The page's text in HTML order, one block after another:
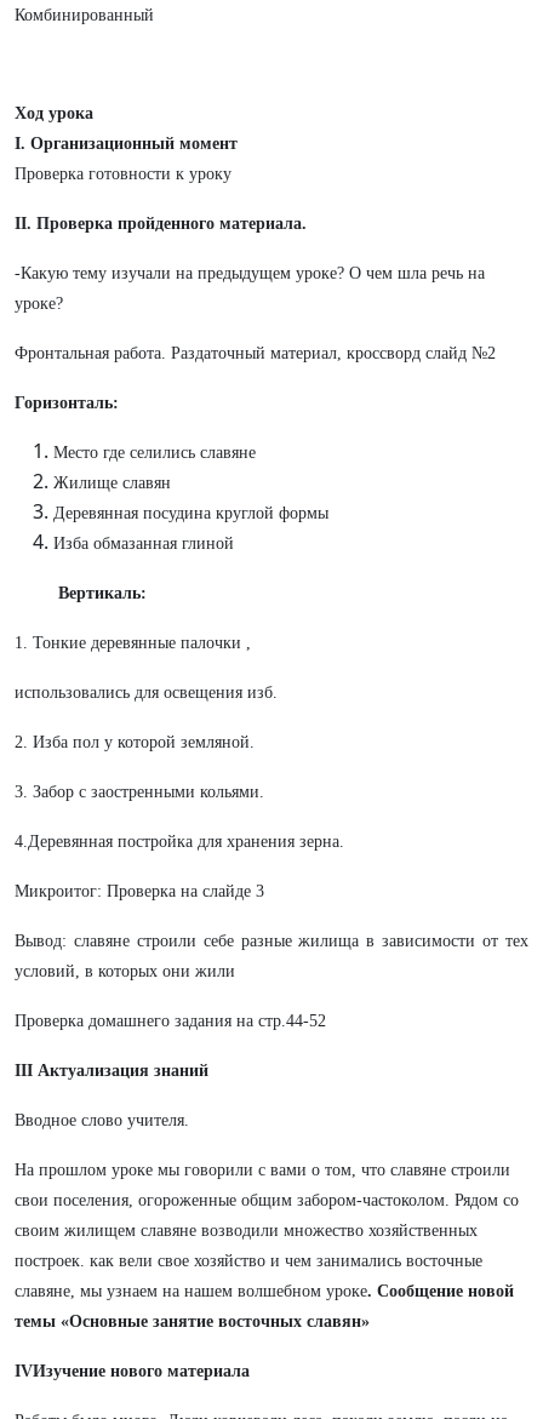
Комбинированный
Ход урока
I. Организационный момент
Проверка готовности к уроку
II. Проверка пройденного материала.
-Какую тему изучали на предыдущем уроке? О чем шла речь на
уроке?
Фронтальная работа. Раздаточный материал, кроссворд слайд №2
Горизонталь:
Место где селились славяне
Жилище славян
Деревянная посудина круглой формы
Изба обмазанная глиной
Вертикаль:
1. Тонкие деревянные палочки ,
использовались для освещения изб.
2. Изба пол у которой земляной.
3. Забор с заостренными кольями.
4.Деревянная постройка для хранения зерна.
Микроитог: Проверка на слайде 3
Вывод: славяне строили себе разные жилища в зависимости от тех
условий, в которых они жили
Проверка домашнего задания на стр.44-52
III Актуализация знаний
Вводное слово учителя.
На прошлом уроке мы говорили с вами о том, что славяне строили
свои поселения, огороженные общим забором-частоколом. Рядом со
своим жилищем славяне возводили множество хозяйственных
построек. как вели свое хозяйство и чем занимались восточные
славяне, мы узнаем на нашем волшебном уроке. Сообщение новой
темы «Основные занятие восточных славян»
IVИзучение нового материала